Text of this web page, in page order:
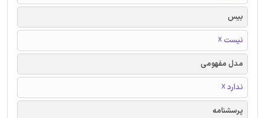
بیس
نیست ☓
مدل مفهومی
ندارد ☓
پرسشنامه